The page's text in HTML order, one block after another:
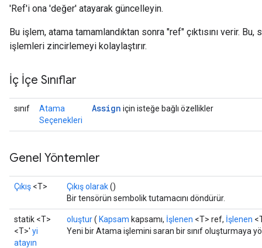
'Ref'i ona 'değer' atayarak güncelleyin.
Bu işlem, atama tamamlandıktan sonra "ref" çıktısını verir.
işlemleri zincirlemeyi kolaylaştırır.
İç İçe Sınıflar
sınıf
Atama
Seçenekleri
Assign için isteğe bağlı özellikler
Genel Yöntemler
Çıkış <T> Çıkış olarak()
Bir tensörün sembolik tutamacını döndürür.
statik <T>
<T>' yi
atayın
oluştur( Kapsam kapsamı, İşlenen <T> ref, İşlenen
Yeni bir Atama işlemini saran bir sınıf oluşturmaya